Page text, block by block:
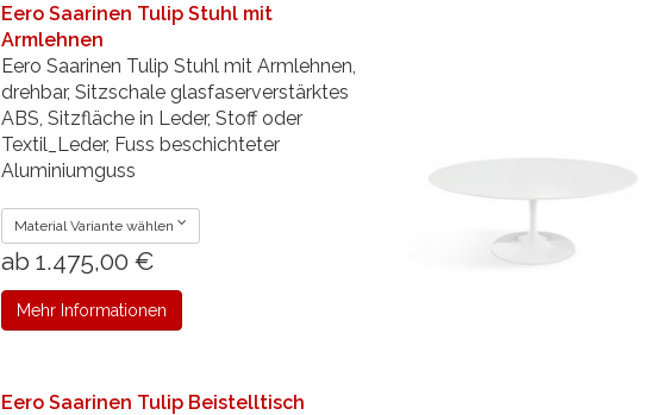
Eero Saarinen Tulip Stuhl mit
Armlehnen
Eero Saarinen Tulip Stuhl mit Armlehnen,
drehbar, Sitzschale glasfaserverstärktes
ABS, Sitzfläche in Leder, Stoff oder
Textil_Leder, Fuss beschichteter
Aluminiumguss
Material Variante wählen
ab 1.475,00 €
Mehr Informationen
Eero Saarinen Tulip Beistelltisch